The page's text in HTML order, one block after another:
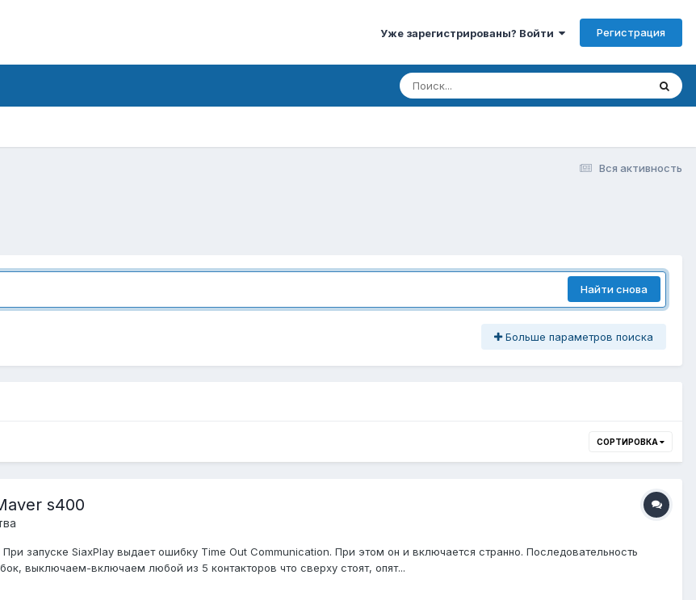
Уже зарегистрированы? Войти Регистрация
Вся активность
Найти снова
Больше параметров поиска
СОРТИРОВКА
s400
запуске SiaxPlay выдает ошибку Time Out Communication. При этом он и включается странно. Последовательность
выключаем-включаем любой из 5 контакторов что сверху стоят, опят...